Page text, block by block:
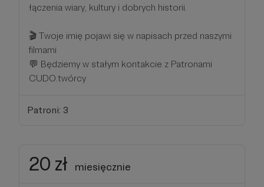
łączenia wiary, kultury i dobrych historii.
🎬 Twoje imię pojawi się w napisach przed naszymi
filmami
💬 Będziemy w stałym kontakcie z Patronami
CUDO.twórcy
Patroni: 3
20 zł miesięcznie